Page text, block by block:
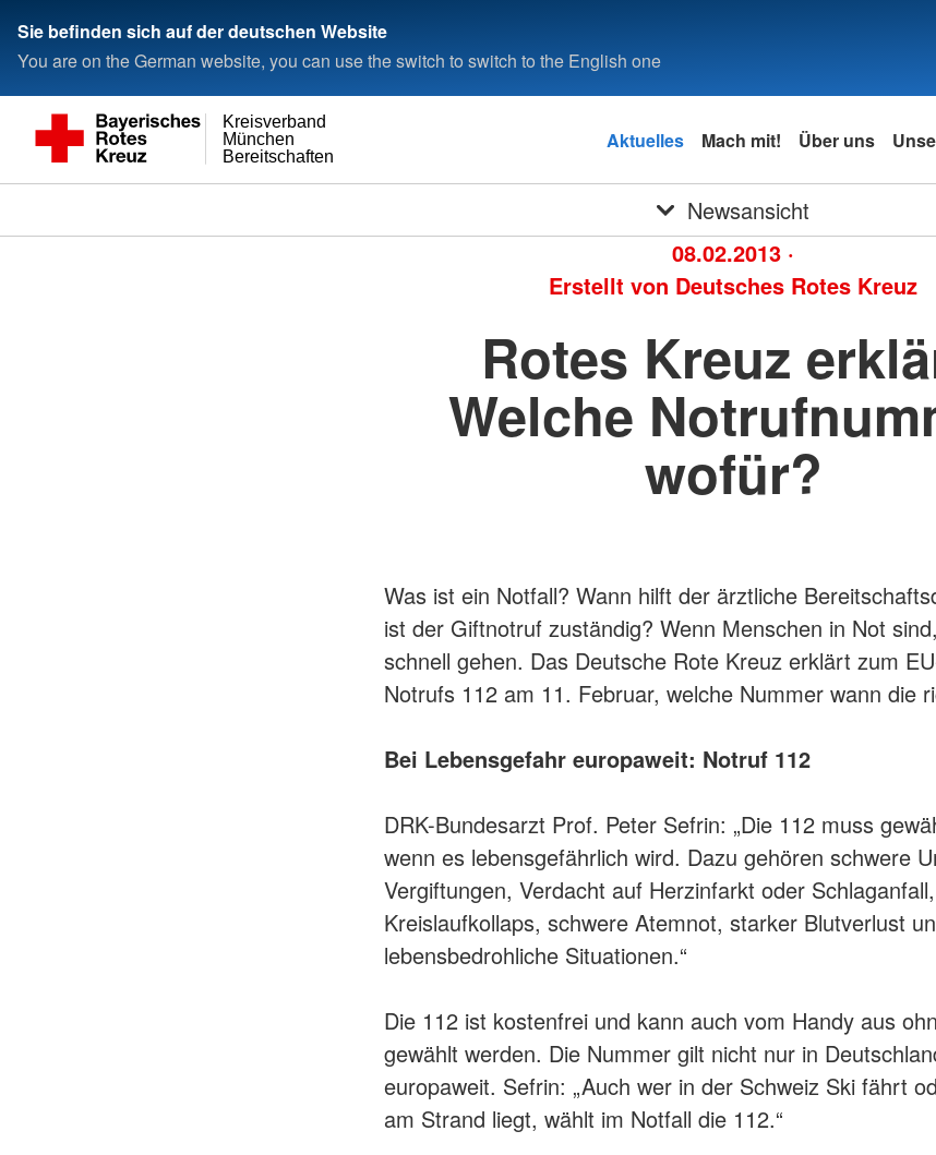
Sie befinden sich auf der deutschen Website
You are on the German website, you can use the switch to switch to the English one
Bereitschaften
München
Kreisverband
Aktuelles Mach mit! Über uns
Newsansicht
08.02.2013 ·
Erstellt von Deutsches Rotes Kreuz
Rotes Kreuz
Welche
wofür?
Was ist ein Notfall? Wann hilft der ärztliche
ist der Giftnotruf zuständig? Wenn Menschen in Not
schnell gehen. Das Deutsche Rote Kreuz erklärt zum
Notrufs 112 am 11. Februar, welche Nummer wann die
Bei Lebensgefahr europaweit: Notruf 112
DRK-Bundesarzt Prof. Peter Sefrin: „Die 112 muss
wenn es lebensgefährlich wird. Dazu gehören schwere
Vergiftungen, Verdacht auf Herzinfarkt oder Schlaganfall,
Kreislaufkollaps, schwere Atemnot, starker Blutverlust
lebensbedrohliche Situationen.“
Die 112 ist kostenfrei und kann auch vom Handy aus
gewählt werden. Die Nummer gilt nicht nur in
europaweit. Sefrin: „Auch wer in der Schweiz Ski fährt
am Strand liegt, wählt im Notfall die 112.“